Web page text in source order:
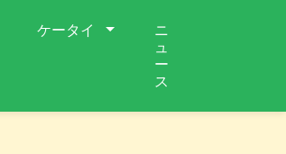
ケータイ
ニ
ュ
ー
ス